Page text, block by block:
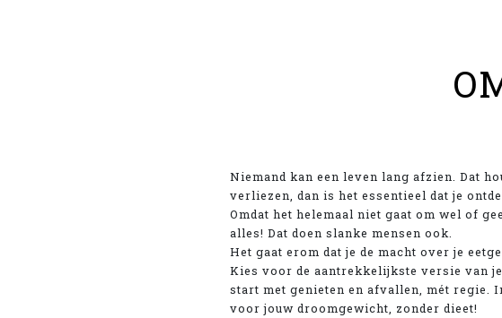
Niemand kan een leven lang afzien. Dat
verliezen, dan is het essentieel dat je
Omdat het helemaal niet gaat om wel of
alles! Dat doen slanke mensen ook.
Het gaat erom dat je de macht over je
Kies voor de aantrekkelijkste versie van
start met genieten en afvallen, mét regie.
voor jouw droomgewicht, zonder dieet!